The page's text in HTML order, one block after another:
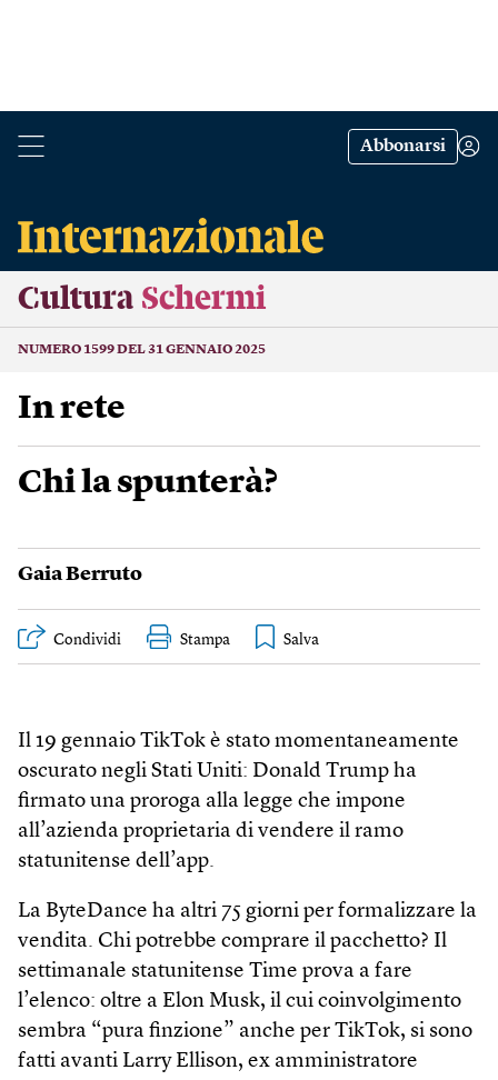
Abbonarsi
Cultura Schermi
NUMERO 1599 DEL 31 GENNAIO 2025
In rete
Chi la spunterà?
Gaia Berruto
Condividi Stampa
Il 19 gennaio TikTok è stato momentaneamente
oscurato negli Stati Uniti: Donald Trump ha
firmato una proroga alla legge che impone
all’azienda proprietaria di vendere il ramo
statunitense dell’app.
La ByteDance ha altri 75 giorni per formalizzare la
vendita. Chi potrebbe comprare il pacchetto? Il
settimanale statunitense Time prova a fare
l’elenco: oltre a Elon Musk, il cui coinvolgimento
sembra “pura finzione” anche per TikTok, si sono
fatti avanti Larry Ellison, ex amministratore